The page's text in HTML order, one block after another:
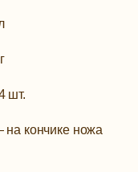
шт.
на кончике ножа